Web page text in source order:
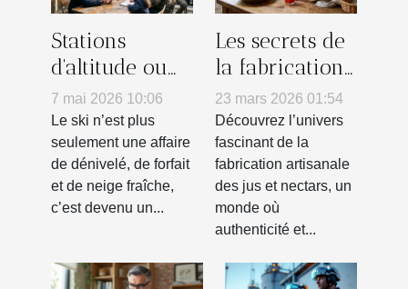
Stations
d'altitude ou
stations
villages : un
choix
générationnel
7 mai 2026 10:06
Le ski n’est plus
seulement une affaire
de dénivelé, de forfait
et de neige fraîche,
c’est devenu un...
Les secrets de
la fabrication
artisanale des
jus et nectars
23 mars 2026 01:54
Découvrez l’univers
fascinant de la
fabrication artisanale
des jus et nectars, un
monde où
authenticité et...